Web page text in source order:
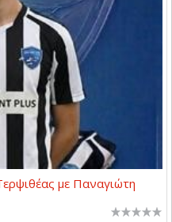
με Παναγιώτη